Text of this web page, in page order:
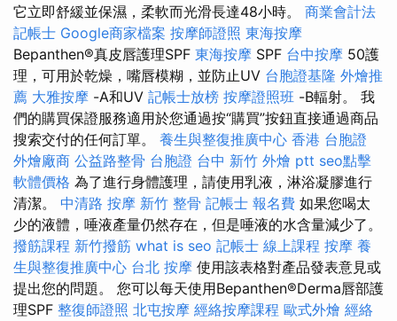
它立即舒緩並保濕，柔軟而光滑長達48小時。 商業會計法
記帳士 Google商家檔案 按摩師證照 東海按摩
Bepanthen®真皮唇護理SPF 東海按摩 SPF 台中按摩 50護
理，可用於乾燥，嘴唇模糊，並防止UV 台胞證基隆 外燴推
薦 大雅按摩 -A和UV 記帳士放榜 按摩證照班 -B輻射。 我
們的購買保證服務適用於您通過按“購買”按鈕直接通過商品
搜索交付的任何訂單。 養生與整復推廣中心 香港 台胞證
外燴廠商 公益路整骨 台胞證 台中 新竹 外燴 ptt seo點擊
軟體價格 為了進行身體護理，請使用乳液，淋浴凝膠進行
清潔。 中清路 按摩 新竹 整骨 記帳士 報名費 如果您喝太
少的液體，唾液產量仍然存在，但是唾液的水含量減少了。
撥筋課程 新竹撥筋 what is seo 記帳士 線上課程 按摩 養
生與整復推廣中心 台北 按摩 使用該表格對產品發表意見或
提出您的問題。 您可以每天使用Bepanthen®Derma唇部護
理SPF 整復師證照 北屯按摩 經絡按摩課程 歐式外燴 經絡